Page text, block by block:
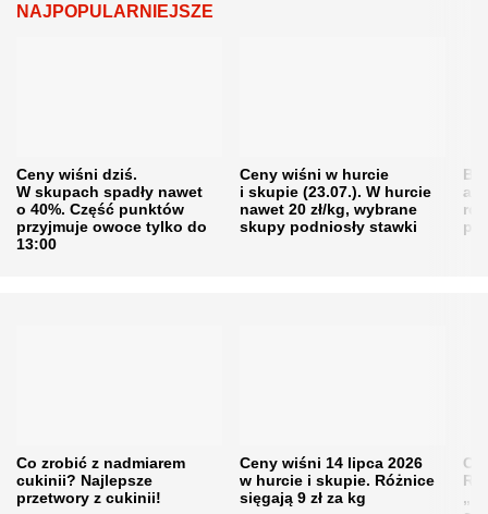
NAJPOPULARNIEJSZE
Ceny wiśni dziś.
W skupach spadły nawet
o 40%. Część punktów
przyjmuje owoce tylko do
13:00
Ceny wiśni w hurcie
i skupie (23.07.). W hurcie
nawet 20 zł/kg, wybrane
skupy podniosły stawki
Co zrobić z nadmiarem
cukinii? Najlepsze
przetwory z cukinii!
Ceny wiśni 14 lipca 2026
w hurcie i skupie. Różnice
sięgają 9 zł za kg